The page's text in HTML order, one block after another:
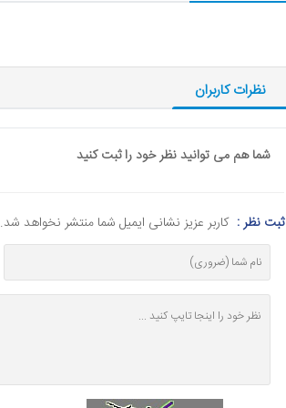
نظرات کاربران
شما هم می توانید نظر خود را ثبت کنید
ثبت نظر : کاربر عزیز نشانی ایمیل شما منتشر نخواهد شد.